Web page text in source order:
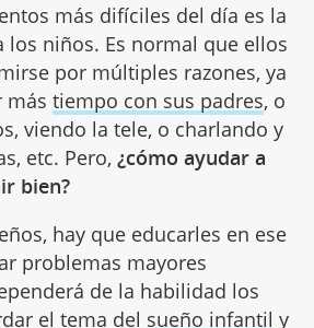
más difíciles del día es la
los niños. Es normal que ellos
por múltiples razones, ya
más tiempo con sus padres, o
viendo la tele, o charlando y
etc. Pero, ¿cómo ayudar a
bien?
hay que educarles en ese
problemas mayores
de la habilidad los
el tema del sueño infantil y